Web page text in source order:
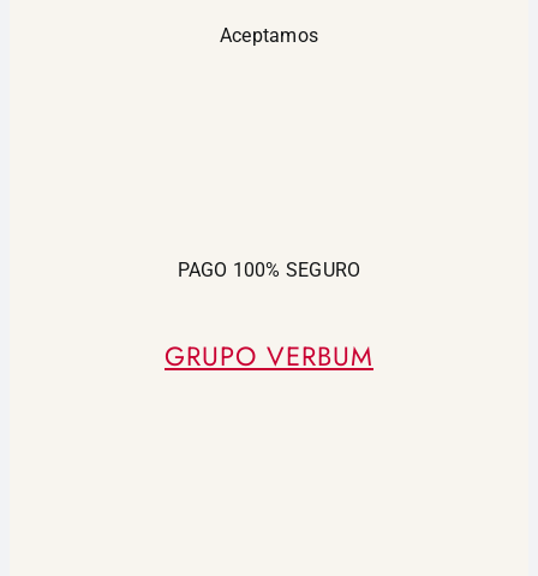
Aceptamos
PAGO 100% SEGURO
GRUPO VERBUM